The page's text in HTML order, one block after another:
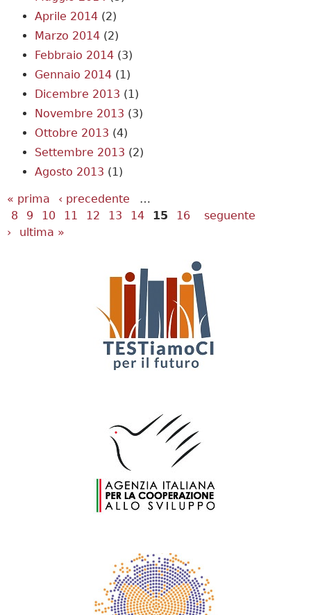
Aprile 2014 (2)
Marzo 2014 (2)
Febbraio 2014 (3)
Gennaio 2014 (1)
Dicembre 2013 (1)
Novembre 2013 (3)
Ottobre 2013 (4)
Settembre 2013 (2)
Agosto 2013 (1)
Pagine
« prima ‹ precedente
…
8
9 10 11 12 13 14 15 16
seguente
›
ultima »